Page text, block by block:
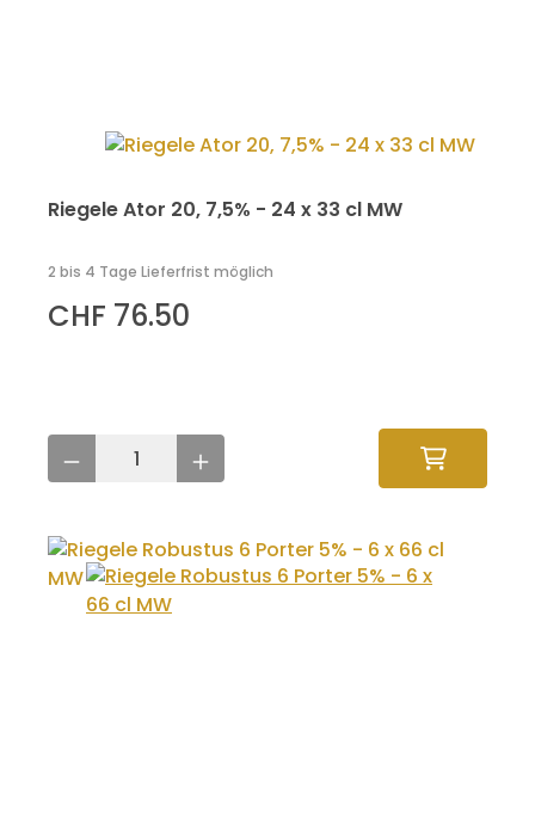
Riegele Ator 20, 7,5% - 24 x 33 cl MW
2 bis 4 Tage Lieferfrist möglich
CHF 76.50